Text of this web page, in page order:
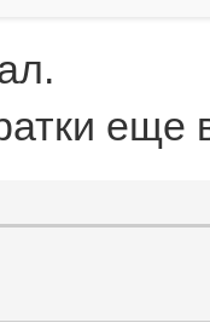
еще